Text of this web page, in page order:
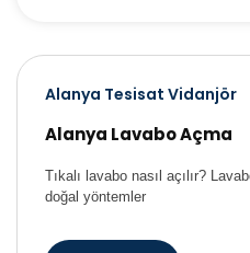
Alanya Tesisat Vidanjör
Alanya Lavabo Açma
Tıkalı lavabo nasıl açılır?
doğal yöntemler